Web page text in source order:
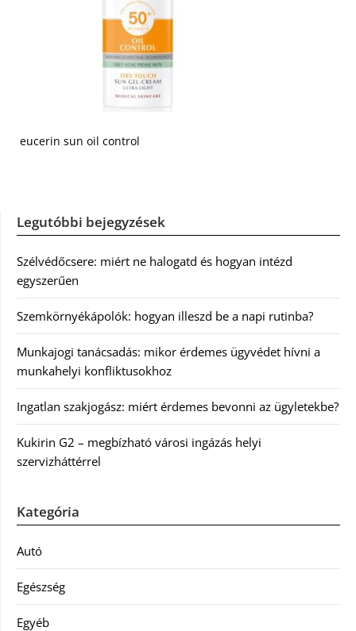
eucerin sun oil control
Legutóbbi bejegyzések
Szélvédőcsere: miért ne halogatd és hogyan intézd
egyszerűen
Szemkörnyékápolók: hogyan illeszd be a napi rutinba?
Munkajogi tanácsadás: mikor érdemes ügyvédet hívni a
munkahelyi konfliktusokhoz
Ingatlan szakjogász: miért érdemes bevonni az ügyletekbe?
Kukirin G2 – megbízható városi ingázás helyi
szervizháttérrel
Kategória
Autó
Egészség
Egyéb